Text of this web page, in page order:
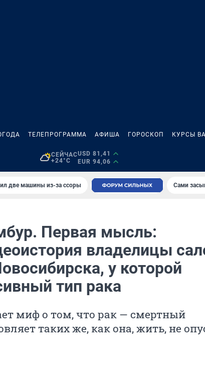
ТЕЛЕПРОГРАММА АФИША ГОРОСКОП КУРСЫ
СЕЙЧАС
+24°C
USD 81,41
EUR 94,06
две машины из-за ссоры Сами
Первая мысль:
владелицы
у которой
тип рака
миф о том, что рак — смертный
таких же, как она, жить, не